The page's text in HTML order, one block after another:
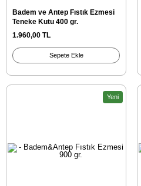
Badem ve Antep Fıstık Ezmesi
Teneke Kutu 400 gr.
1.960,00 TL
Sepete Ekle
Yeni